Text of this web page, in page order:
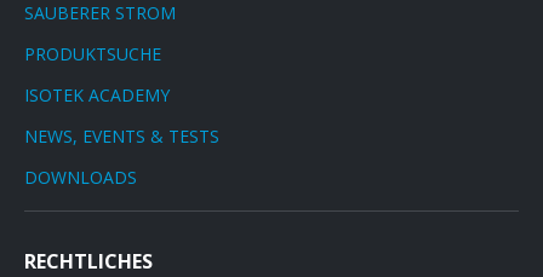
SAUBERER STROM
PRODUKTSUCHE
ISOTEK ACADEMY
NEWS, EVENTS & TESTS
DOWNLOADS
RECHTLICHES